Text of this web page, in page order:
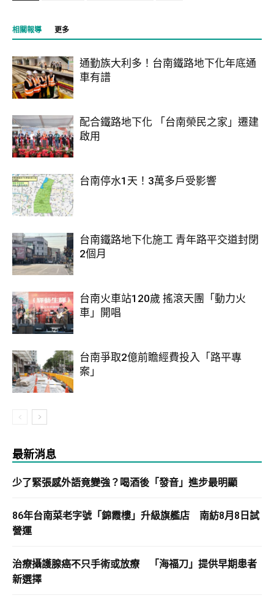
相關報導 更多
通勤族大利多！台南鐵路地下化年底通
車有譜
配合鐵路地下化 「台南榮民之家」遷建
啟用
台南停水1天！3萬多戶受影響
台南鐵路地下化施工 青年路平交道封閉
2個月
台南火車站120歲 搖滾天團「動力火
車」開唱
台南爭取2億前瞻經費投入「路平專
案」
最新消息
少了緊張感外語竟變強？喝酒後「發音」進步最明顯
86年台南菜老字號「錦霞樓」升級旗艦店 南紡8月8日試
營運
治療攝護腺癌不只手術或放療 「海福刀」提供早期患者
新選擇